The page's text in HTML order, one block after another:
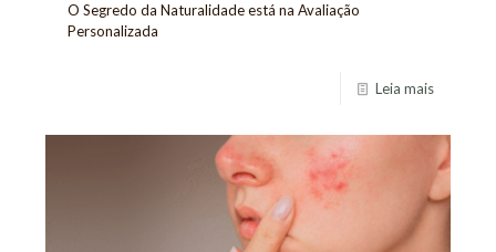
O Segredo da Naturalidade está na Avaliação
Personalizada
Leia mais